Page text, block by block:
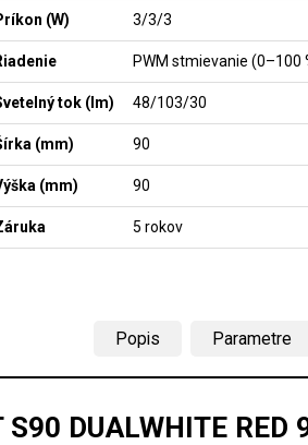
(W) 3/3/3
PWM stmievanie (0–100
tok (lm) 48/103/30
(mm) 90
(mm) 90
5 rokov
Popis Parametre
S90 DUALWHITE